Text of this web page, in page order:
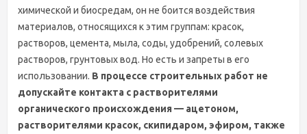
химической и биосредам, он не боится воздействия
материалов, относящихся к этим группам: красок,
растворов, цемента, мыла, соды, удобрений, солевых
растворов, грунтовых вод. Но есть и запреты в его
использовании. В процессе строительных работ не
допускайте контакта с растворителями
органического происхождения — ацетоном,
растворителями красок, скипидаром, эфиром, также